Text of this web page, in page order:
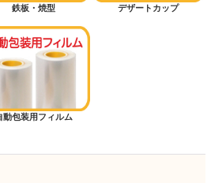
鉄板・焼型 デザートカップ
動包装用フィルム